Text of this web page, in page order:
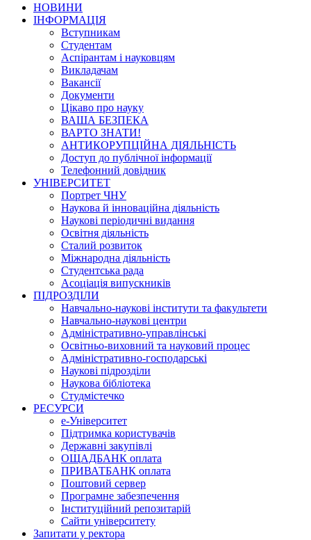
НОВИНИ
ІНФОРМАЦІЯ
Вступникам
Студентам
Аспірантам і науковцям
Викладачам
Вакансії
Документи
Цікаво про науку
ВАША БЕЗПЕКА
ВАРТО ЗНАТИ!
АНТИКОРУПЦІЙНА ДІЯЛЬНІСТЬ
Доступ до публічної інформації
Телефонний довідник
УНІВЕРСИТЕТ
Портрет ЧНУ
Наукова й інноваційна діяльність
Наукові періодичні видання
Освітня діяльність
Сталий розвиток
Міжнародна діяльність
Студентська рада
Асоціація випускників
ПІДРОЗДІЛИ
Навчально-наукові інститути та факультети
Навчально-наукові центри
Адміністративно-управлінські
Освітньо-виховний та науковий процес
Адміністративно-господарські
Наукові підрозділи
Наукова бібліотека
Студмістечко
РЕСУРСИ
е-Університет
Підтримка користувачів
Державні закупівлі
ОЩАДБАНК оплата
ПРИВАТБАНК оплата
Поштовий сервер
Програмне забезпечення
Інституційний репозитарій
Сайти університету
Запитати у ректора